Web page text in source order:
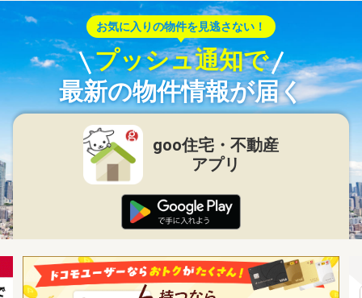
お気に入りの物件を見逃さない！
プッシュ通知で
最新の物件情報が届く
goo住宅・不動産
アプリ